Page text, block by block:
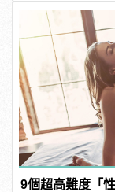
9個超高難度「